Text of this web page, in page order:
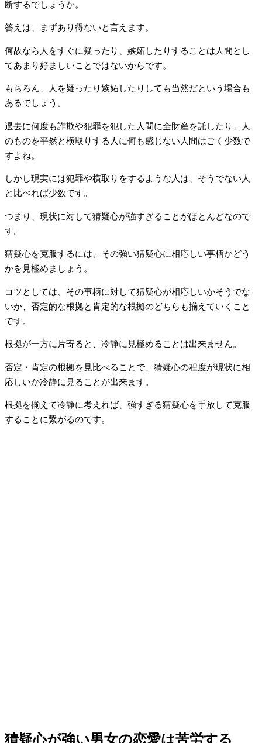
断するでしょうか。
答えは、まずあり得ないと言えます。
何故なら人をすぐに疑ったり、嫉妬したりすることは人間とし
てあまり好ましいことではないからです。
もちろん、人を疑ったり嫉妬したりしても当然だという場合も
あるでしょう。
過去に何度も詐欺や犯罪を犯した人間に全財産を託したり、人
のものを平然と横取りする人に何も感じない人間はごく少数で
すよね。
しかし現実には犯罪や横取りをするような人は、そうでない人
と比べれば少数です。
つまり、現状に対して猜疑心が強すぎることがほとんどなので
す。
猜疑心を克服するには、その強い猜疑心に相応しい事柄かどう
かを見極めましょう。
コツとしては、その事柄に対して猜疑心が相応しいかそうでな
いか、否定的な根拠と肯定的な根拠のどちらも揃えていくこと
です。
根拠が一方に片寄ると、冷静に見極めることは出来ません。
否定・肯定の根拠を見比べることで、猜疑心の程度が現状に相
応しいか冷静に見ることが出来ます。
根拠を揃えて冷静に考えれば、強すぎる猜疑心を手放して克服
することに繋がるのです。
猜疑心が強い男女の恋愛は苦労する